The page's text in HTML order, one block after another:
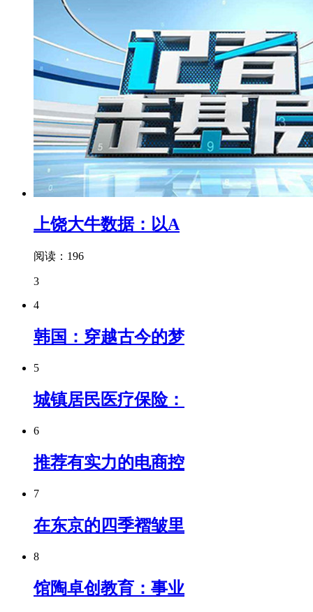
上饶大牛数据：以A
阅读：196
3
4
韩国：穿越古今的梦
5
城镇居民医疗保险：
6
推荐有实力的电商控
7
在东京的四季褶皱里
8
馆陶卓创教育：事业